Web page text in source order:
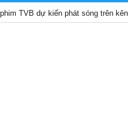
kiến phát sóng trên kênh SCTV9